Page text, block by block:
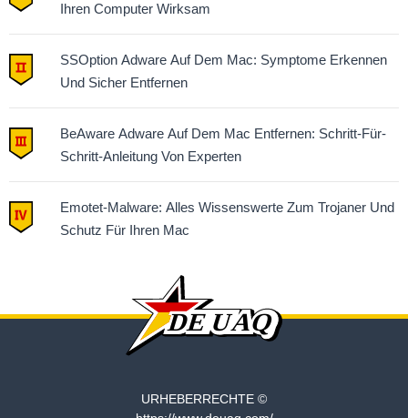
Ihren Computer Wirksam
SSOption Adware Auf Dem Mac: Symptome Erkennen
Und Sicher Entfernen
BeAware Adware Auf Dem Mac Entfernen: Schritt-Für-
Schritt-Anleitung Von Experten
Emotet-Malware: Alles Wissenswerte Zum Trojaner Und
Schutz Für Ihren Mac
URHEBERRECHTE ©